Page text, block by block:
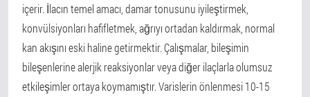
içerir. İlacın temel amacı, damar tonusunu iyileştirmek,
konvülsiyonları hafifletmek, ağrıyı ortadan kaldırmak, normal
kan akışını eski haline getirmektir. Çalışmalar, bileşimin
bileşenlerine alerjik reaksiyonlar veya diğer ilaçlarla olumsuz
etkileşimler ortaya koymamıştır. Varislerin önlenmesi 10-15